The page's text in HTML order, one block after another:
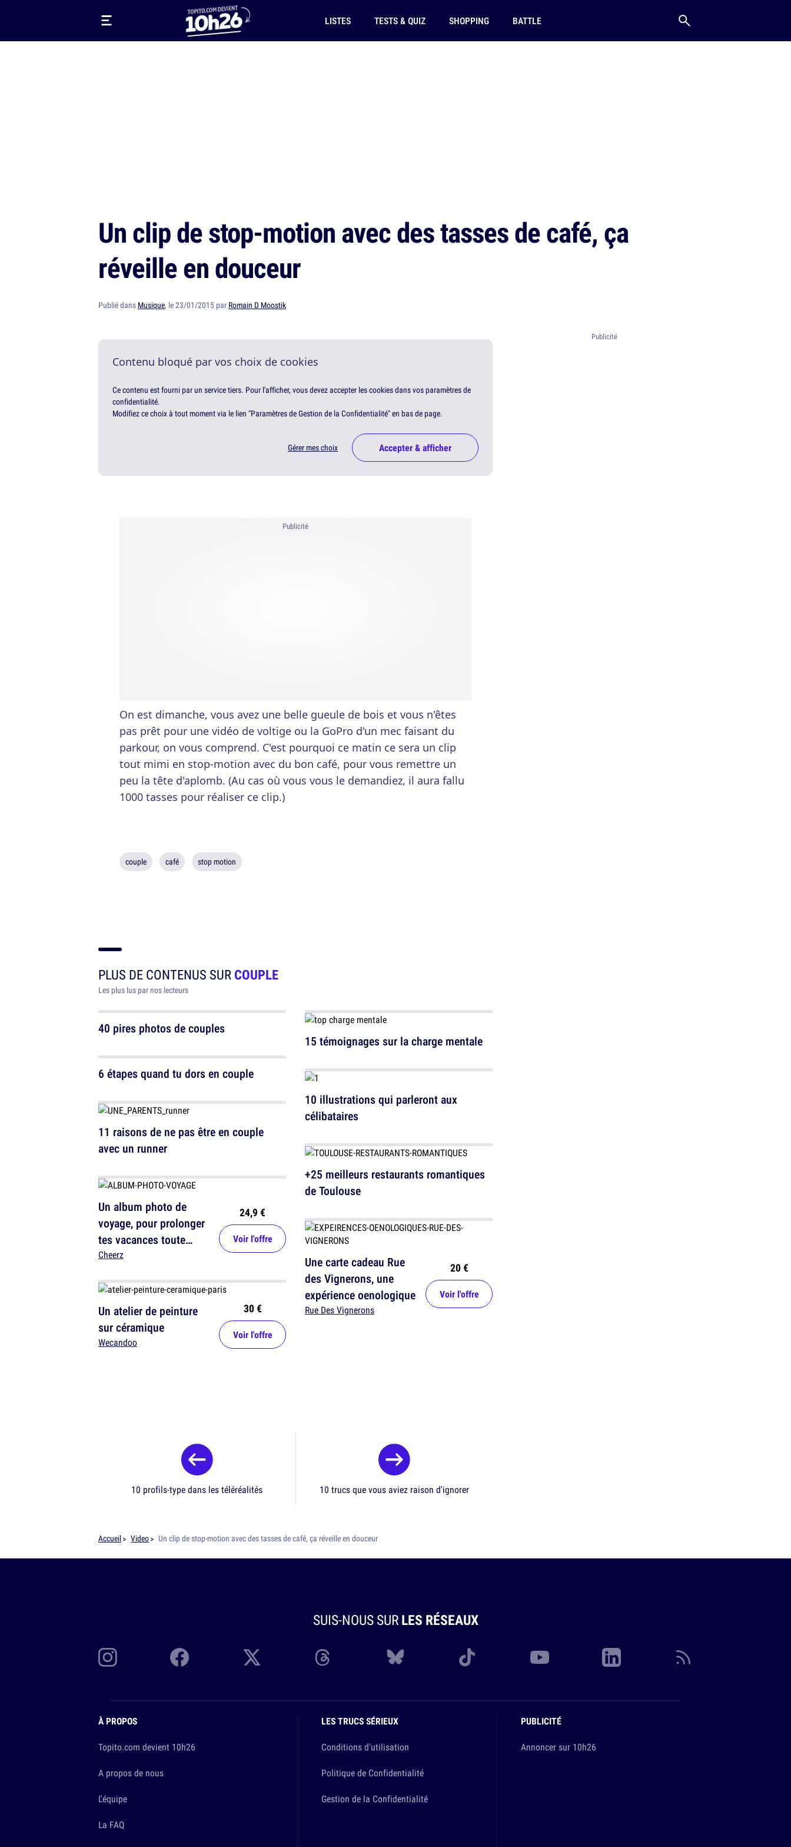
LISTES TESTS & QUIZ SHOPPING BATTLE
Un clip de stop-motion avec des tasses de café, ça
réveille en douceur
Publié dans Musique, le 23/01/2015 par Romain D Moostik
Contenu bloqué par vos choix de cookies
Ce contenu est fourni par un service tiers. Pour l'afficher, vous devez accepter les cookies dans vos paramètres de
confidentialité.
Modifiez ce choix à tout moment via le lien "Paramètres de Gestion de la Confidentialité" en bas de page.
Gérer mes choix Accepter & afficher
Publicité
On est dimanche, vous avez une belle gueule de bois et vous n'êtes
pas prêt pour une vidéo de voltige ou la GoPro d'un mec faisant du
parkour, on vous comprend. C'est pourquoi ce matin ce sera un clip
tout mimi en stop-motion avec du bon café, pour vous remettre un
peu la tête d'aplomb. (Au cas où vous vous le demandiez, il aura fallu
1000 tasses pour réaliser ce clip.)
couple café stop motion
PLUS DE CONTENUS SURCOUPLE
Les plus lus par nos lecteurs
40 pires photos de couples
6 étapes quand tu dors en couple
11 raisons de ne pas être en couple
avec un runner
Un album photo de
voyage, pour prolonger
tes vacances toute
l'année
Cheerz
24,9 €
Voir l'offre
Un atelier de peinture
sur céramique
Wecandoo
30 €
Voir l'offre
15 témoignages sur la charge mentale
10 illustrations qui parleront aux
célibataires
+25 meilleurs restaurants romantiques
de Toulouse
Une carte cadeau Rue
des Vignerons, une
expérience oenologique
Rue Des Vignerons
20 €
Voir l'offre
10 profils-type dans les téléréalités 10 trucs que vous aviez raison d'ignorer
Accueil Video Un clip de stop-motion avec des tasses de café, ça réveille en douceur
SUIS-NOUS SURLES RÉSEAUX
À PROPOS
Topito.com devient 10h26
A propos de nous
L'équipe
La FAQ
LES TRUCS SÉRIEUX
Conditions d'utilisation
Politique de Confidentialité
Gestion de la Confidentialité
PUBLICITÉ
Annoncer sur 10h26